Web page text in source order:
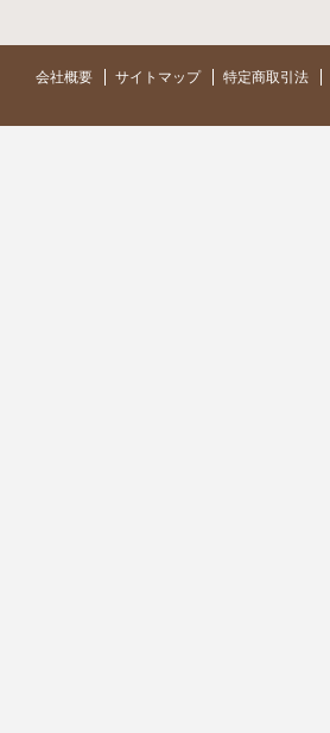
会社概要 サイトマップ 特定商取引法